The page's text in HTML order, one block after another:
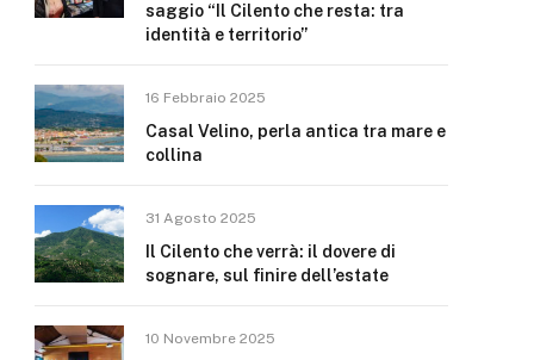
saggio “Il Cilento che resta: tra
identità e territorio”
16 Febbraio 2025
Casal Velino, perla antica tra mare e
collina
31 Agosto 2025
Il Cilento che verrà: il dovere di
sognare, sul finire dell’estate
10 Novembre 2025